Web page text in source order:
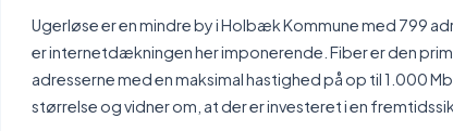
Ugerløse er en mindre by i Holbæk Kommune med 799
er internetdækningen her imponerende. Fiber er den
adresserne med en maksimal hastighed på op til 1.000
størrelse og vidner om, at der er investeret i en